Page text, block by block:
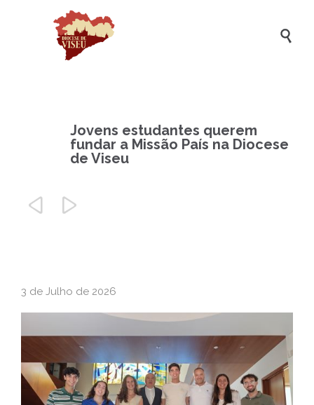

Jovens estudantes querem
fundar a Missão País na Diocese
de Viseu
 
3 de Julho de 2026